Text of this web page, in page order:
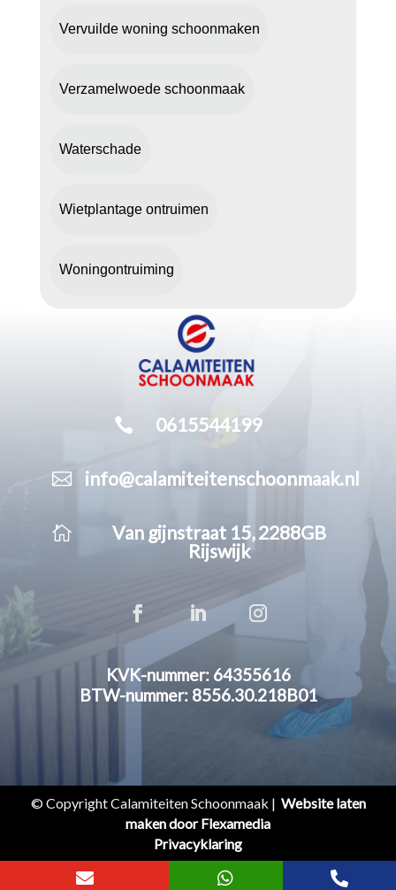
Vervuilde woning schoonmaken
Verzamelwoede schoonmaak
Waterschade
Wietplantage ontruimen
Woningontruiming
 0615544199
 info@calamiteitenschoonmaak.nl

Van gijnstraat 15, 2288GB
Rijswijk
KVK-nummer: 64355616
BTW-nummer: 8556.30.218B01
© Copyright Calamiteiten Schoonmaak | Website laten
maken door Flexamedia
Privacyklaring
  